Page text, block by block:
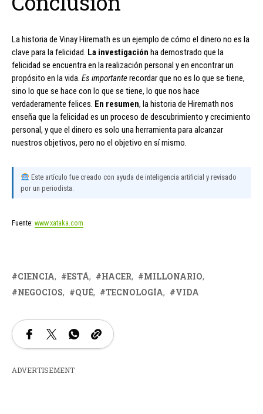
La historia de Vinay Hiremath es un ejemplo de cómo el dinero no es la
clave para la felicidad. La investigación ha demostrado que la
felicidad se encuentra en la realización personal y en encontrar un
propósito en la vida. Es importanterecordar que no es lo que se tiene,
sino lo que se hace con lo que se tiene, lo que nos hace
verdaderamente felices. En resumen, la historia de Hiremath nos
enseña que la felicidad es un proceso de descubrimiento y crecimiento
personal, y que el dinero es solo una herramienta para alcanzar
nuestros objetivos, pero no el objetivo en sí mismo.
Este artículo fue creado con ayuda de inteligencia artificial y revisado
por un periodista.
Fuente: www.xataka.com
CIENCIA ESTÁ HACER
MILLONARIO
NEGOCIOS
QUÉ TECNOLOGÍA VIDA
ADVERTISEMENT